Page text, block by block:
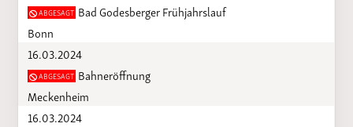
ABGESAGTBad Godesberger Frühjahrslauf
Bonn
16.03.2024
ABGESAGTBahneröffnung
Meckenheim
16.03.2024